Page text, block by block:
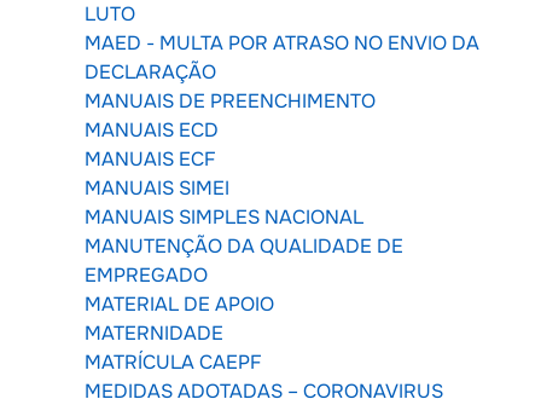
LUTO
MAED - MULTA POR ATRASO NO ENVIO DA
DECLARAÇÃO
MANUAIS DE PREENCHIMENTO
MANUAIS ECD
MANUAIS ECF
MANUAIS SIMEI
MANUAIS SIMPLES NACIONAL
MANUTENÇÃO DA QUALIDADE DE
EMPREGADO
MATERIAL DE APOIO
MATERNIDADE
MATRÍCULA CAEPF
MEDIDAS ADOTADAS – CORONAVIRUS